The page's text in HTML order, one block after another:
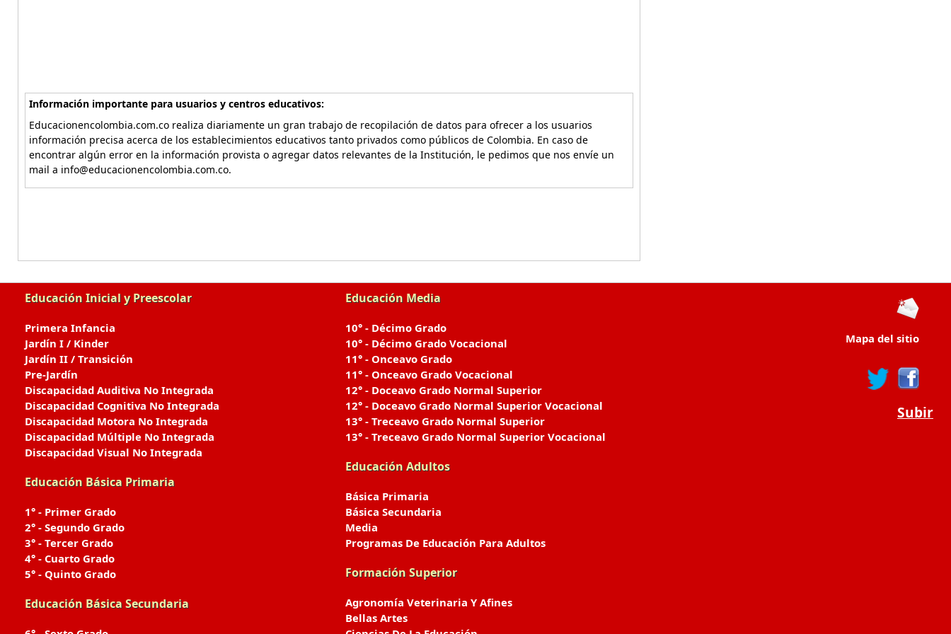
Información importante para usuarios y centros educativos:
Educacionencolombia.com.co realiza diariamente un gran trabajo de recopilación de datos para ofrecer a los usuarios
información precisa acerca de los establecimientos educativos tanto privados como públicos de Colombia. En caso de
encontrar algún error en la información provista o agregar datos relevantes de la Institución, le pedimos que nos envíe un
mail a info@educacionencolombia.com.co.
Educación Inicial y Preescolar
Primera Infancia
Jardín I / Kinder
Jardín II / Transición
Pre-Jardín
Discapacidad Auditiva No Integrada
Discapacidad Cognitiva No Integrada
Discapacidad Motora No Integrada
Discapacidad Múltiple No Integrada
Discapacidad Visual No Integrada
Educación Básica Primaria
1° - Primer Grado
2° - Segundo Grado
3° - Tercer Grado
4° - Cuarto Grado
5° - Quinto Grado
Educación Básica Secundaria
Educación Media
10° - Décimo Grado
10° - Décimo Grado Vocacional
11° - Onceavo Grado
11° - Onceavo Grado Vocacional
12° - Doceavo Grado Normal Superior
12° - Doceavo Grado Normal Superior Vocacional
13° - Treceavo Grado Normal Superior
13° - Treceavo Grado Normal Superior Vocacional
Educación Adultos
Básica Primaria
Básica Secundaria
Media
Programas De Educación Para Adultos
Formación Superior
Agronomía Veterinaria Y Afines
Bellas Artes
Mapa del sitio
Subir